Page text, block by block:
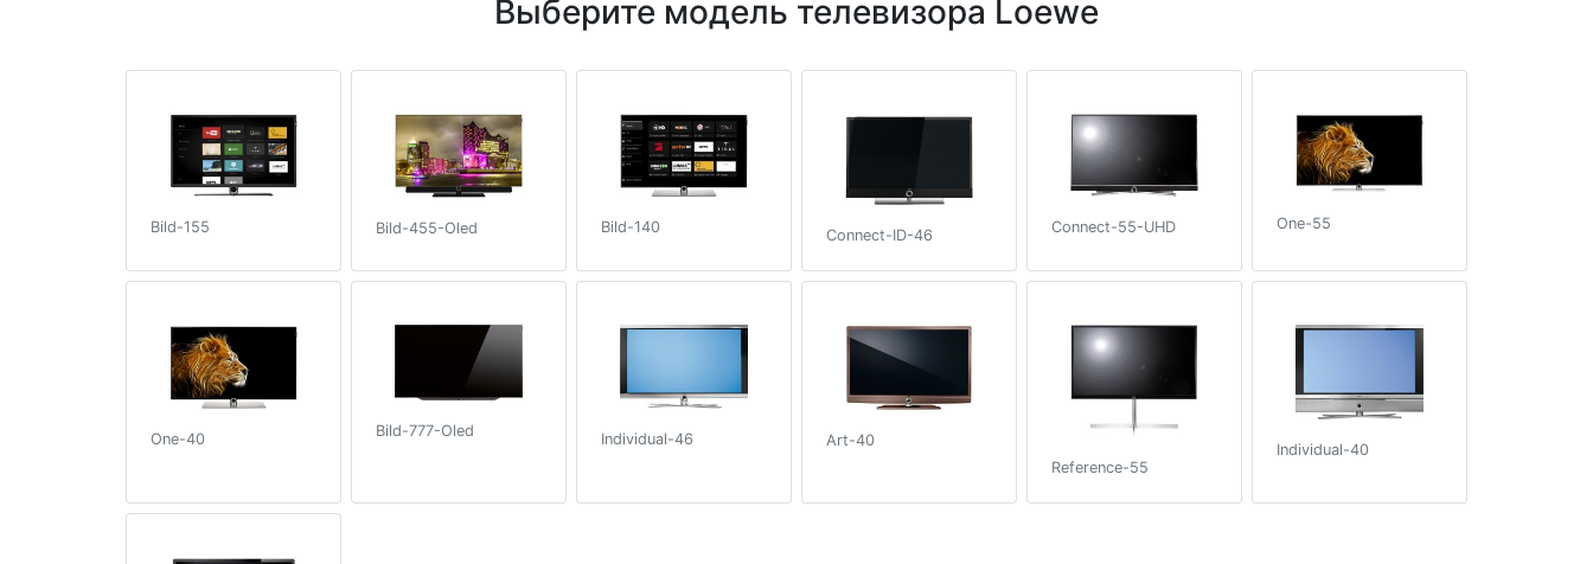
Выберите модель телевизора Loewe
Bild-155 Bild-455-Oled Bild-140 Connect-ID-46 Connect-55-UHD One-55
One-40 Bild-777-Oled Individual-46
Art-40
Reference-55
Individual-40